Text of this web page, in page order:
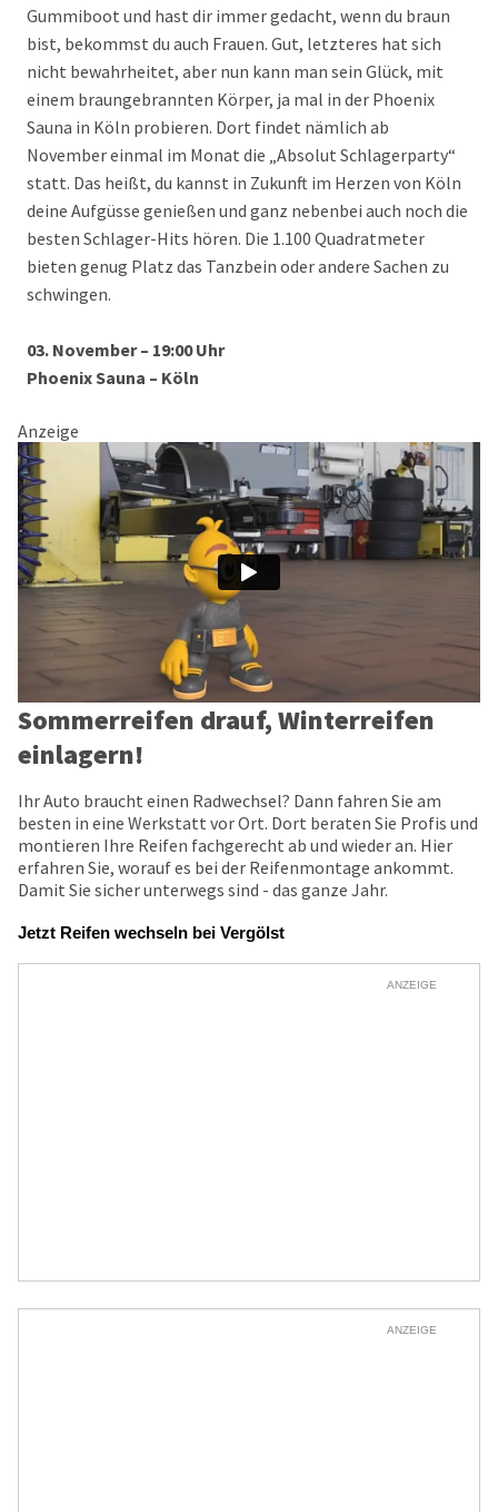
Gummiboot und hast dir immer gedacht, wenn du braun
bist, bekommst du auch Frauen. Gut, letzteres hat sich
nicht bewahrheitet, aber nun kann man sein Glück, mit
einem braungebrannten Körper, ja mal in der Phoenix
Sauna in Köln probieren. Dort findet nämlich ab
November einmal im Monat die „Absolut Schlagerparty“
statt. Das heißt, du kannst in Zukunft im Herzen von Köln
deine Aufgüsse genießen und ganz nebenbei auch noch die
besten Schlager-Hits hören. Die 1.100 Quadratmeter
bieten genug Platz das Tanzbein oder andere Sachen zu
schwingen.
03. November – 19:00 Uhr
Phoenix Sauna – Köln
Anzeige
Sommerreifen drauf, Winterreifen
einlagern!
Ihr Auto braucht einen Radwechsel? Dann fahren Sie am
besten in eine Werkstatt vor Ort. Dort beraten Sie Profis und
montieren Ihre Reifen fachgerecht ab und wieder an. Hier
erfahren Sie, worauf es bei der Reifenmontage ankommt.
Damit Sie sicher unterwegs sind - das ganze Jahr.
Jetzt Reifen wechseln bei Vergölst
ANZEIGE
ANZEIGE